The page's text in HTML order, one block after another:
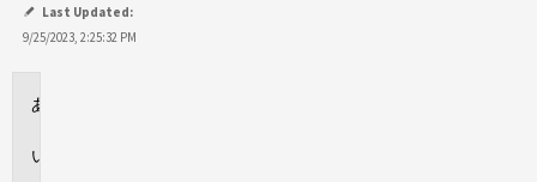
Last Updated:
9/25/2023, 2:25:32 PM